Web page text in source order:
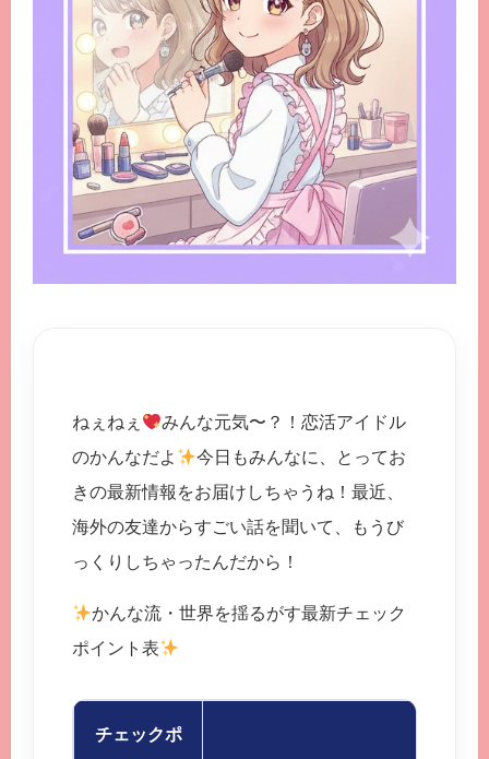
ねぇねぇ
みんな元気〜？！恋活アイドル
のかんなだよ
今日もみんなに、とってお
きの最新情報をお届けしちゃうね！最近、
海外の友達からすごい話を聞いて、もうび
っくりしちゃったんだから！
かんな流・世界を揺るがす最新チェック
ポイント表
チェックポ